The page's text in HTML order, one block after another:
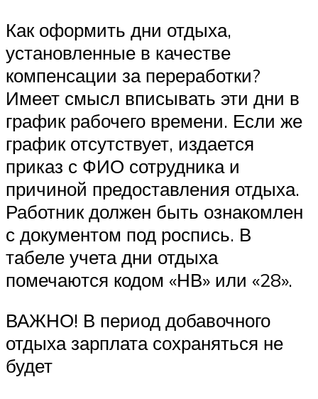
Как оформить дни отдыха,
установленные в качестве
компенсации за переработки?
Имеет смысл вписывать эти дни в
график рабочего времени. Если же
график отсутствует, издается
приказ с ФИО сотрудника и
причиной предоставления отдыха.
Работник должен быть ознакомлен
с документом под роспись. В
табеле учета дни отдыха
помечаются кодом «НВ» или «28».
ВАЖНО! В период добавочного
отдыха зарплата сохраняться не
будет